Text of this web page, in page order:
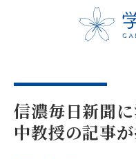
信濃毎日新聞
中教授の記事